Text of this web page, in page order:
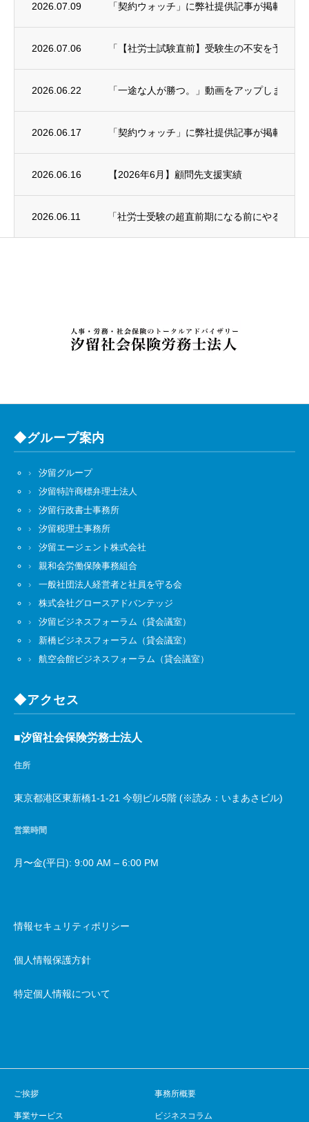
2026.07.09 「契約ウォッチ」に弊社提供記事が掲載され
2026.07.06 「【社労士試験直前】受験生の不安を予備
2026.06.22 「一途な人が勝つ。」動画をアップしました
2026.06.17 「契約ウォッチ」に弊社提供記事が掲載され
2026.06.16 【2026年6月】顧問先支援実績
2026.06.11 「社労士受験の超直前期になる前にやること
◆グループ案内
汐留グループ
汐留特許商標弁理士法人
汐留行政書士事務所
汐留税理士事務所
汐留エージェント株式会社
親和会労働保険事務組合
一般社団法人経営者と社員を守る会
株式会社グロースアドバンテッジ
汐留ビジネスフォーラム（貸会議室）
新橋ビジネスフォーラム（貸会議室）
航空会館ビジネスフォーラム（貸会議室）
◆アクセス
■汐留社会保険労務士法人
住所
東京都港区東新橋1-1-21 今朝ビル5階 (※読み：いまあさビル)
営業時間
月〜金(平日): 9:00 AM – 6:00 PM
情報セキュリティポリシー
個人情報保護方針
特定個人情報について
ご挨拶 事務所概要
事業サービス ビジネスコラム